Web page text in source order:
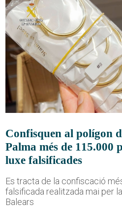
Confisquen al polígon
Palma més de 115.000
luxe falsificades
Es tracta de la confiscació
falsificada realitzada mai per
Balears